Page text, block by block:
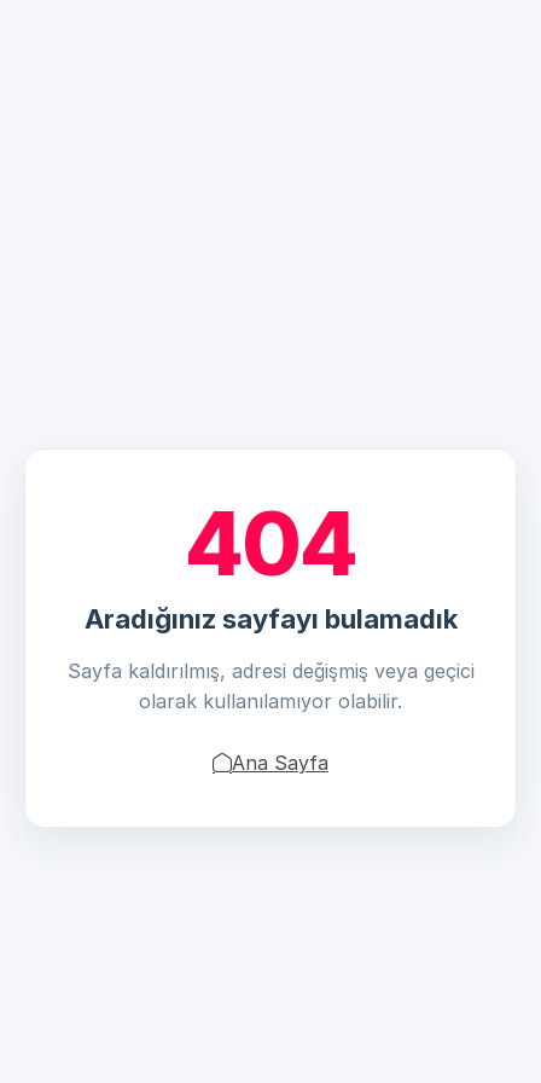
404
Aradığınız sayfayı bulamadık
Sayfa kaldırılmış, adresi değişmiş veya geçici
olarak kullanılamıyor olabilir.
Ana Sayfa